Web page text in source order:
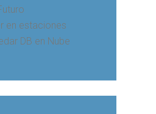
en estaciones
DB en Nube